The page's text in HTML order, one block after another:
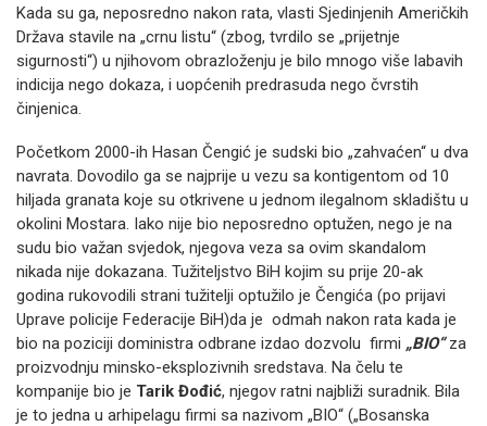
Kada su ga, neposredno nakon rata, vlasti Sjedinjenih Američkih
Država stavile na „crnu listu“ (zbog, tvrdilo se „prijetnje
sigurnosti“) u njihovom obrazloženju je bilo mnogo više labavih
indicija nego dokaza, i uopćenih predrasuda nego čvrstih
činjenica.
Početkom 2000-ih Hasan Čengić je sudski bio „zahvaćen“ u dva
navrata. Dovodilo ga se najprije u vezu sa kontigentom od 10
hiljada granata koje su otkrivene u jednom ilegalnom skladištu u
okolini Mostara. Iako nije bio neposredno optužen, nego je na
sudu bio važan svjedok, njegova veza sa ovim skandalom
nikada nije dokazana. Tužiteljstvo BiH kojim su prije 20-ak
godina rukovodili strani tužitelji optužilo je Čengića (po prijavi
Uprave policije Federacije BiH)da je odmah nakon rata kada je
bio na poziciji doministra odbrane izdao dozvolu firmi „BIO“za
proizvodnju minsko-eksplozivnih sredstava. Na čelu te
kompanije bio je Tarik Đođić, njegov ratni najbliži suradnik. Bila
je to jedna u arhipelagu firmi sa nazivom „BIO“ („Bosanska